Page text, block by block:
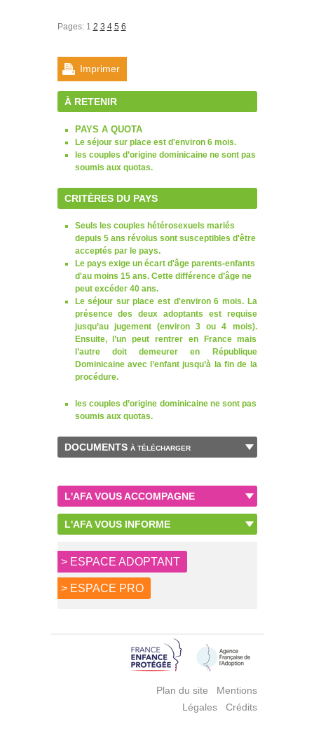
Pages: 1 2 3 4 5 6
Imprimer
À RETENIR
PAYS A QUOTA
Le séjour sur place est d'environ 6 mois.
les couples d’origine dominicaine ne sont pas
soumis aux quotas.
CRITÈRES DU PAYS
Seuls les couples hétérosexuels mariés
depuis 5 ans révolus sont susceptibles d'être
acceptés par le pays.
Le pays exige un écart d'âge parents-enfants
d'au moins 15 ans. Cette différence d’âge ne
peut excéder 40 ans.
Le séjour sur place est d'environ 6 mois. La
présence des deux adoptants est requise
jusqu’au jugement (environ 3 ou 4 mois).
Ensuite, l’un peut rentrer en France mais
l’autre doit demeurer en République
Dominicaine avec l’enfant jusqu’à la fin de la
procédure.
les couples d’origine dominicaine ne sont pas
soumis aux quotas.
DOCUMENTS À TÉLÉCHARGER
L'AFA VOUS ACCOMPAGNE
L'AFA VOUS INFORME
> ESPACE ADOPTANT
> ESPACE PRO
Plan du site
Mentions
Légales
Crédits